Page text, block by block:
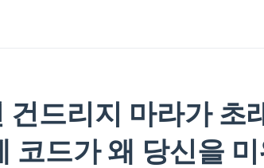
건드리지 마라가 초
코드가 왜 당신을